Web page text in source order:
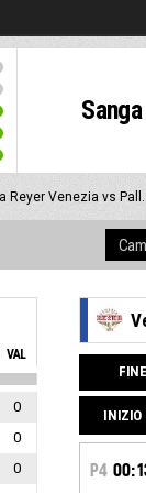
Reyer Venezia vs
VAL
0
0
0
INIZIO
P4